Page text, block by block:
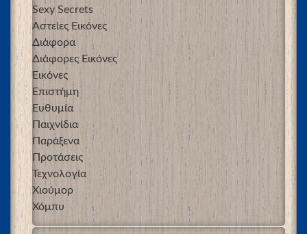
Sexy Secrets
Αστείες Εικόνες
Διάφορα
Διάφορες Εικόνες
Εικόνες
Επιστήμη
Ευθυμία
Παιχνίδια
Παράξενα
Προτάσεις
Τεχνολογία
Χιούμορ
Χόμπυ